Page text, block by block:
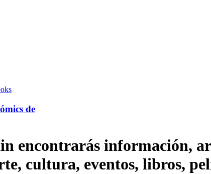
de
encontrarás información,
cultura, eventos, libros,